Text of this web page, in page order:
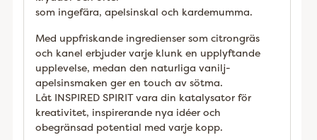
som ingefära, apelsinskal och kardemumma.
Med uppfriskande ingredienser som citrongräs
och kanel erbjuder varje klunk en upplyftande
upplevelse, medan den naturliga vanilj-
apelsinsmaken ger en touch av sötma.
Låt INSPIRED SPIRITvara din katalysator för
kreativitet, inspirerande nya idéer och
obegränsad potential med varje kopp.